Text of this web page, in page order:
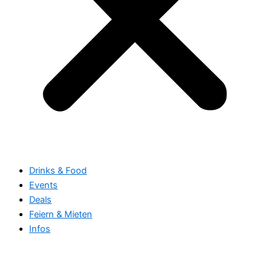
Drinks & Food
Events
Deals
Feiern & Mieten
Infos